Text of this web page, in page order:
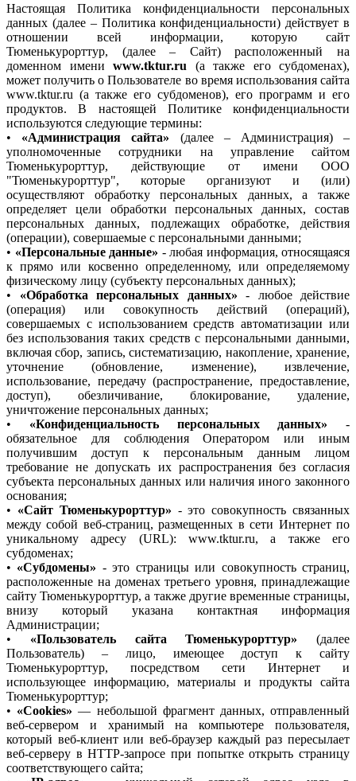
Настоящая Политика конфиденциальности персональных
данных (далее – Политика конфиденциальности) действует в
отношении всей информации, которую сайт
Тюменькурорттур, (далее – Сайт) расположенный на
доменном имени www.tktur.ru (а также его субдоменах),
может получить о Пользователе во время использования сайта
www.tktur.ru (а также его субдоменов), его программ и его
продуктов. В настоящей Политике конфиденциальности
используются следующие термины:
• «Администрация сайта» (далее – Администрация) –
уполномоченные сотрудники на управление сайтом
Тюменькурорттур, действующие от имени ООО
"Тюменькурорттур", которые организуют и (или)
осуществляют обработку персональных данных, а также
определяет цели обработки персональных данных, состав
персональных данных, подлежащих обработке, действия
(операции), совершаемые с персональными данными;
• «Персональные данные» - любая информация, относящаяся
к прямо или косвенно определенному, или определяемому
физическому лицу (субъекту персональных данных);
• «Обработка персональных данных» - любое действие
(операция) или совокупность действий (операций),
совершаемых с использованием средств автоматизации или
без использования таких средств с персональными данными,
включая сбор, запись, систематизацию, накопление, хранение,
уточнение (обновление, изменение), извлечение,
использование, передачу (распространение, предоставление,
доступ), обезличивание, блокирование, удаление,
уничтожение персональных данных;
• «Конфиденциальность персональных данных» -
обязательное для соблюдения Оператором или иным
получившим доступ к персональным данным лицом
требование не допускать их распространения без согласия
субъекта персональных данных или наличия иного законного
основания;
• «Сайт Тюменькурорттур» - это совокупность связанных
между собой веб-страниц, размещенных в сети Интернет по
уникальному адресу (URL): www.tktur.ru, а также его
субдоменах;
• «Субдомены» - это страницы или совокупность страниц,
расположенные на доменах третьего уровня, принадлежащие
сайту Тюменькурорттур, а также другие временные страницы,
внизу который указана контактная информация
Администрации;
• «Пользователь сайта Тюменькурорттур» (далее
Пользователь) – лицо, имеющее доступ к сайту
Тюменькурорттур, посредством сети Интернет и
использующее информацию, материалы и продукты сайта
Тюменькурорттур;
• «Cookies» — небольшой фрагмент данных, отправленный
веб-сервером и хранимый на компьютере пользователя,
который веб-клиент или веб-браузер каждый раз пересылает
веб-серверу в HTTP-запросе при попытке открыть страницу
соответствующего сайта;